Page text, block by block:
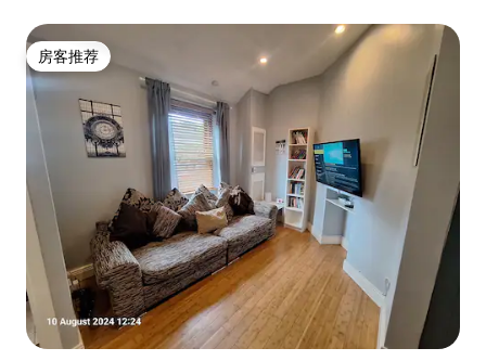
房客推荐
房客推荐